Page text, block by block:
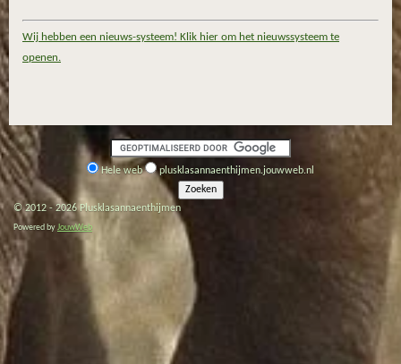
Wij hebben een nieuws-systeem! Klik hier om het nieuwssysteem te
openen.
Hele web plusklasannaenthijmen.jouwweb.nl
© 2012 - 2026 Plusklasannaenthijmen
Powered byJouwWeb